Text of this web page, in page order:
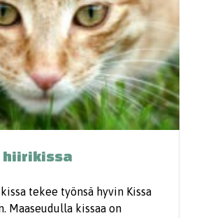
hiirikissa
tekee työnsä hyvin Kissa
Maaseudulla kissaa on